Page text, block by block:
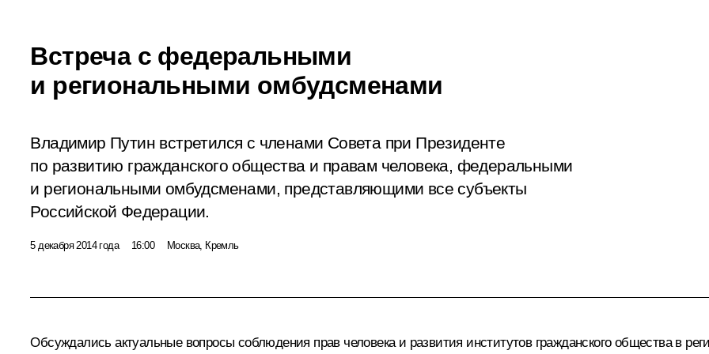
Встреча с федеральными
и региональными омбудсменами
Владимир Путин встретился с членами Совета при Президенте
по развитию гражданского общества и правам человека, федеральными
и региональными омбудсменами, представляющими все субъекты
Российской Федерации.
5 декабря 2014 года 16:00 Москва, Кремль
Обсуждались актуальные вопросы соблюдения прав человека и развития институтов гражданского общества в